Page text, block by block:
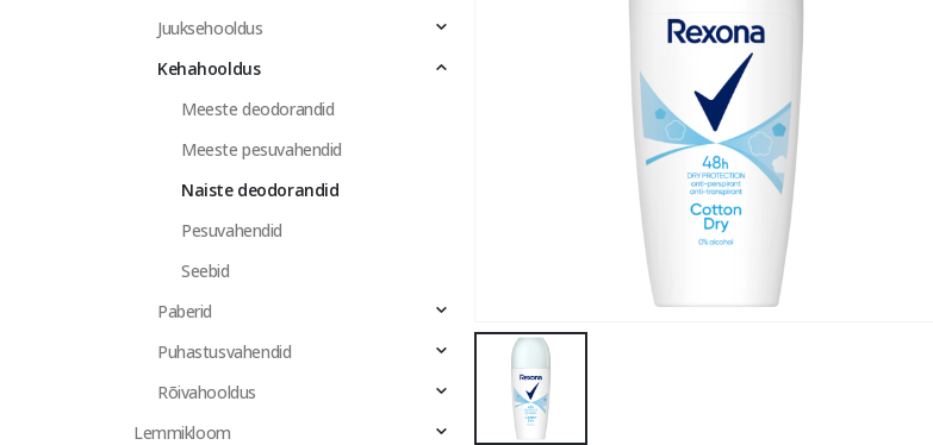
Juuksehooldus
Kehahooldus
Meeste deodorandid
Meeste pesuvahendid
Naiste deodorandid
Pesuvahendid
Seebid
Paberid
Puhastusvahendid
Rõivahooldus
Lemmikloom